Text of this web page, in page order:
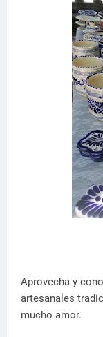
Aprovecha y
artesanales
mucho amor.